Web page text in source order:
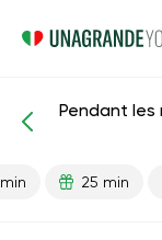
Pendant
25 min